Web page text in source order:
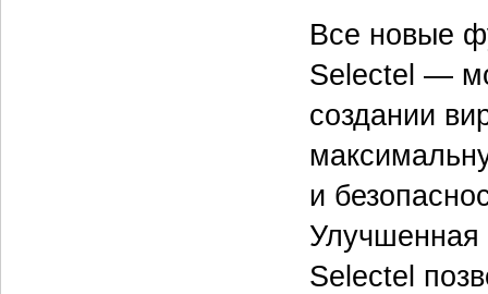
Все новые
Selectel —
создании
и
Улучшенная
Selectel